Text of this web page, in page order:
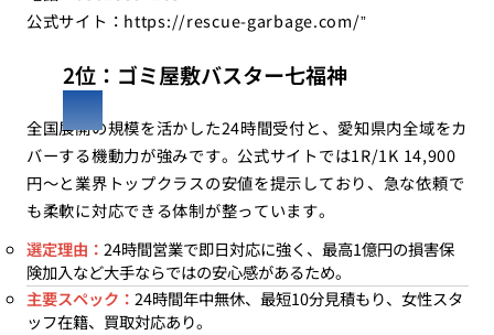
公式サイト： https://rescue-garbage.com/”
2位：ゴミ屋敷バスター七福神
全国展開の規模を活かした24時間受付と、愛知県内全域をカ
バーする機動力が強みです。公式サイトでは1R/1K 14,900
円〜と業界トップクラスの安値を提示しており、急な依頼で
も柔軟に対応できる体制が整っています。
選定理由： 24時間営業で即日対応に強く、最高1億円の損害保
険加入など大手ならではの安心感があるため。
主要スペック： 24時間年中無休、最短10分見積もり、女性スタ
ッフ在籍、買取対応あり。